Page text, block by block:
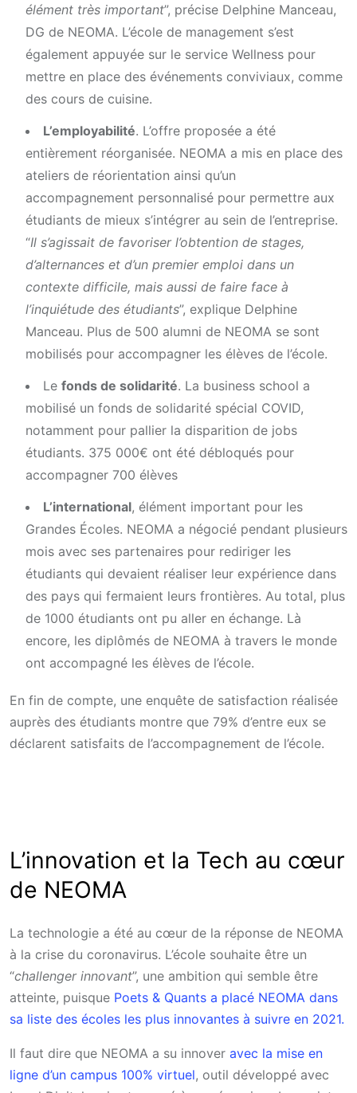
élément très important”, précise Delphine Manceau,
DG de NEOMA. L’école de management s’est
également appuyée sur le service Wellness pour
mettre en place des événements conviviaux, comme
des cours de cuisine.
L’employabilité. L’offre proposée a été
entièrement réorganisée. NEOMA a mis en place des
ateliers de réorientation ainsi qu’un
accompagnement personnalisé pour permettre aux
étudiants de mieux s’intégrer au sein de l’entreprise.
“Il s’agissait de favoriser l’obtention de stages,
d’alternances et d’un premier emploi dans un
contexte difficile, mais aussi de faire face à
l’inquiétude des étudiants”, explique Delphine
Manceau. Plus de 500 alumni de NEOMA se sont
mobilisés pour accompagner les élèves de l’école.
Le fonds de solidarité. La business school a
mobilisé un fonds de solidarité spécial COVID,
notamment pour pallier la disparition de jobs
étudiants. 375 000€ ont été débloqués pour
accompagner 700 élèves
L’international, élément important pour les
Grandes Écoles. NEOMA a négocié pendant plusieurs
mois avec ses partenaires pour rediriger les
étudiants qui devaient réaliser leur expérience dans
des pays qui fermaient leurs frontières. Au total, plus
de 1000 étudiants ont pu aller en échange. Là
encore, les diplômés de NEOMA à travers le monde
ont accompagné les élèves de l’école.
En fin de compte, une enquête de satisfaction réalisée
auprès des étudiants montre que 79% d’entre eux se
déclarent satisfaits de l’accompagnement de l’école.
L’innovation et la Tech au cœur
de NEOMA
La technologie a été au cœur de la réponse de NEOMA
à la crise du coronavirus. L’école souhaite être un
“challenger innovant”, une ambition qui semble être
atteinte, puisque Poets & Quants a placé NEOMA dans
sa liste des écoles les plus innovantes à suivre en 2021.
Il faut dire que NEOMA a su innover avec la mise en
ligne d’un campus 100% virtuel, outil développé avec